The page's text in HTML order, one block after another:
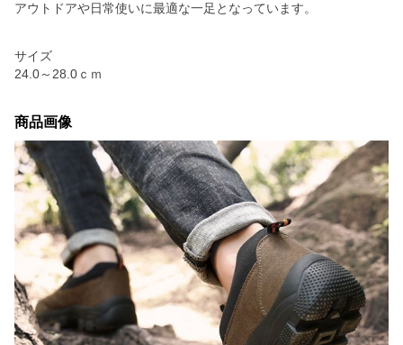
アウトドアや日常使いに最適な一足となっています。
サイズ
24.0～28.0ｃｍ
商品画像